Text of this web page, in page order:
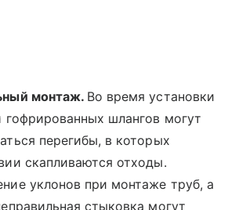
монтаж. Во время установки
гофрированных шлангов могут
перегибы, в которых
скапливаются отходы.
уклонов при монтаже труб, а
стыковка могут